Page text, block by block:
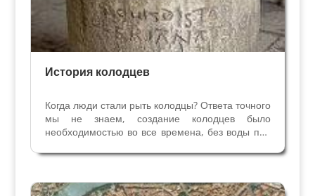
История колодцев
Когда люди стали рыть колодцы? Ответа точного
мы не знаем, создание колодцев было
необходимостью во все времена, без воды под
упоминания о колодцах есть в Библии, в Ветхом
pozzo — произошёл от...